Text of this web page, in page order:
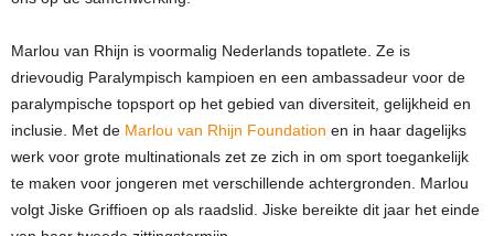
Marlou van Rhijn is voormalig Nederlands topatlete. Ze is
drievoudig Paralympisch kampioen en een ambassadeur voor de
paralympische topsport op het gebied van diversiteit, gelijkheid en
inclusie. Met de Marlou van Rhijn Foundation en in haar dagelijks
werk voor grote multinationals zet ze zich in om sport toegankelijk
te maken voor jongeren met verschillende achtergronden. Marlou
volgt Jiske Griffioen op als raadslid. Jiske bereikte dit jaar het einde